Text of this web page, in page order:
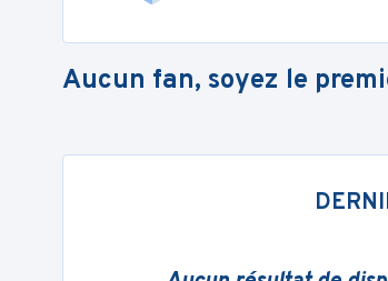
Aucun fan, soyez le